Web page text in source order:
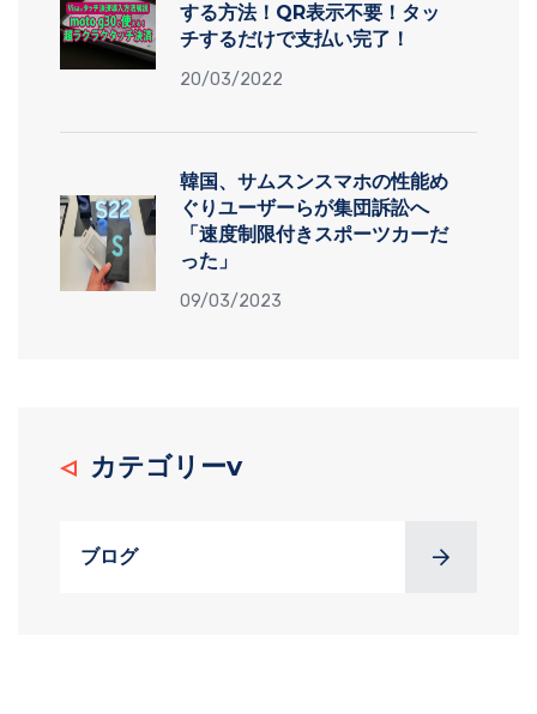
する方法！QR表示不要！タッ
チするだけで支払い完了！
20/03/2022
韓国、サムスンスマホの性能め
ぐりユーザーらが集団訴訟へ
「速度制限付きスポーツカーだ
った」
09/03/2023
カテゴリーv
ブログ